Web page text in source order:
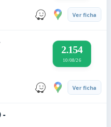
Ver ficha
2.154
10/08/26
Ver ficha
-